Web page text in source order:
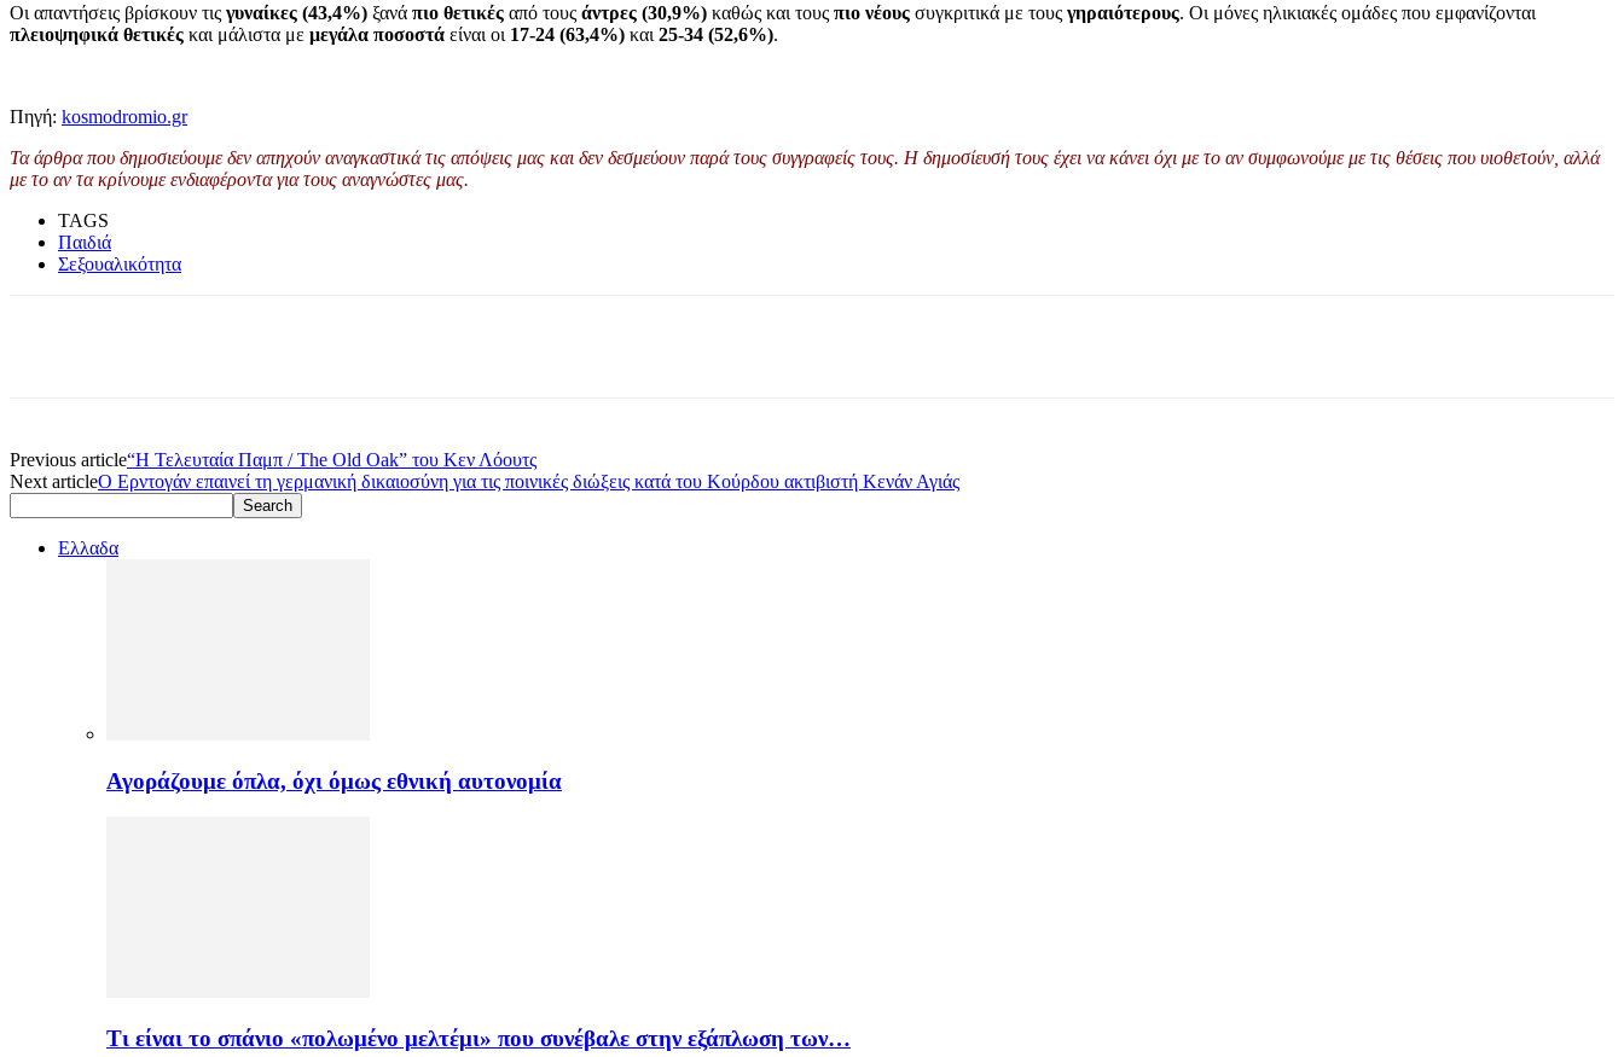
Οι απαντήσεις βρίσκουν τις γυναίκες (43,4%) ξανά πιο θετικές από τους άντρες (30,9%) καθώς και τους πιο νέους συγκριτικά με τους γηραιότερους. Οι μόνες ηλικιακές ομάδες που εμφανίζονται
πλειοψηφικά θετικές και μάλιστα με μεγάλα ποσοστά είναι οι 17-24 (63,4%) και 25-34 (52,6%).
Πηγή: kosmodromio.gr
Τα άρθρα που δημοσιεύουμε δεν απηχούν αναγκαστικά τις απόψεις μας και δεν δεσμεύουν παρά τους συγγραφείς τους. Η δημοσίευσή τους έχει να κάνει όχι με το αν συμφωνούμε με τις θέσεις που υιοθετούν, αλλά
με το αν τα κρίνουμε ενδιαφέροντα για τους αναγνώστες μας.
TAGS
Παιδιά
Σεξουαλικότητα
Previous article“Η Τελευταία Παμπ / The Old Oak” του Κεν Λόουτς
Next articleΟ Ερντογάν επαινεί τη γερμανική δικαιοσύνη για τις ποινικές διώξεις κατά του Κούρδου ακτιβιστή Κενάν Αγιάς
Ελλαδα
Αγοράζουμε όπλα, όχι όμως εθνική αυτονομία
Τι είναι το σπάνιο «πολωμένο μελτέμι» που συνέβαλε στην εξάπλωση των…